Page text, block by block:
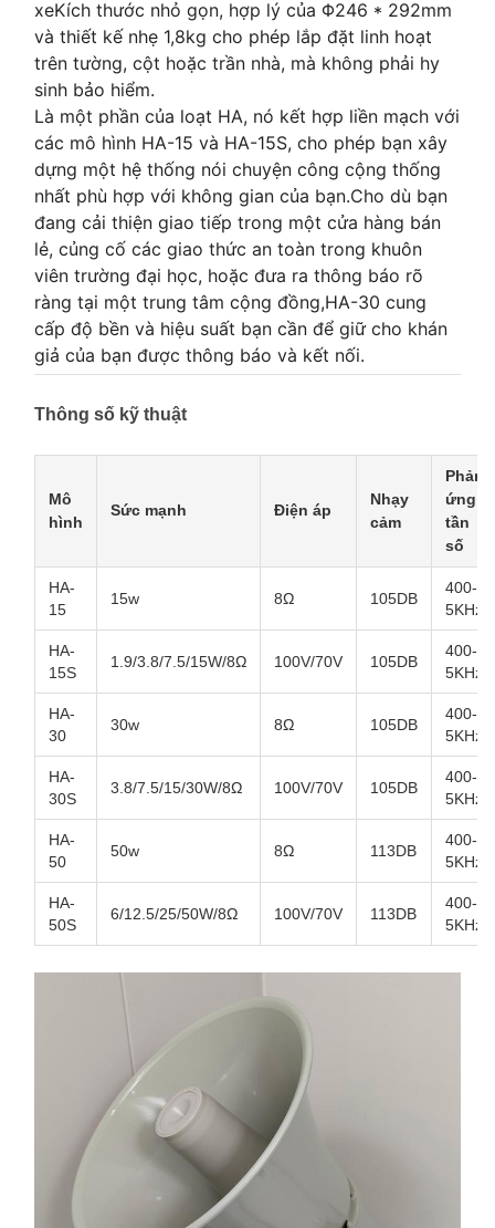
xeKích thước nhỏ gọn, hợp lý của Φ246 * 292mm
và thiết kế nhẹ 1,8kg cho phép lắp đặt linh hoạt
trên tường, cột hoặc trần nhà, mà không phải hy
sinh bảo hiểm.
Là một phần của loạt HA, nó kết hợp liền mạch với
các mô hình HA-15 và HA-15S, cho phép bạn xây
dựng một hệ thống nói chuyện công cộng thống
nhất phù hợp với không gian của bạn.Cho dù bạn
đang cải thiện giao tiếp trong một cửa hàng bán
lẻ, củng cố các giao thức an toàn trong khuôn
viên trường đại học, hoặc đưa ra thông báo rõ
ràng tại một trung tâm cộng đồng,HA-30 cung
cấp độ bền và hiệu suất bạn cần để giữ cho khán
giả của bạn được thông báo và kết nối.
Thông số kỹ thuật
Mô
hình
Sức mạnh Điện áp
Nhạy
cảm
Phản
ứng
tần
số
HA-
15
15w 8Ω 105DB
400-
5KHz
HA-
15S
1.9/3.8/7.5/15W/8Ω 100V/70V 105DB
400-
5KHz
HA-
30
30w 8Ω 105DB
400-
5KHz
HA-
30S
3.8/7.5/15/30W/8Ω 100V/70V 105DB
400-
5KHz
HA-
50
50w 8Ω 113DB
400-
5KHz
HA-
50S
6/12.5/25/50W/8Ω 100V/70V 113DB
400-
5KHz